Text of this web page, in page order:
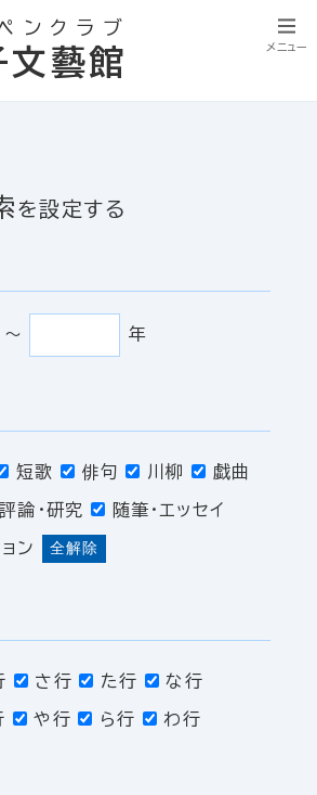
ンクラブ
文藝館
を設定する
〜 年
短歌 俳句 川柳 戯曲
評論・研究 随筆・エッセイ
ン 全解除
さ行 た行 な行
や行 ら行 わ行
メニュー